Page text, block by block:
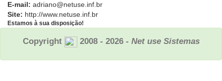
E-mail: adriano@netuse.inf.br
Site: http://www.netuse.inf.br
Estamos à sua disposição!
Copyright 2008 - 2026 - Net use Sistemas